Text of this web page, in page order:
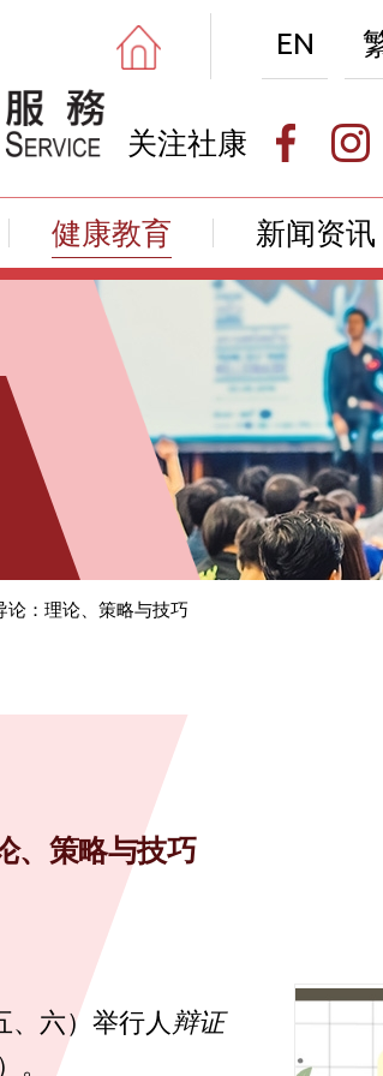
EN
关注社康
健康教育 新闻资讯
论：理论、策略与技巧
、策略与技巧
、六）举行人 辩证
。